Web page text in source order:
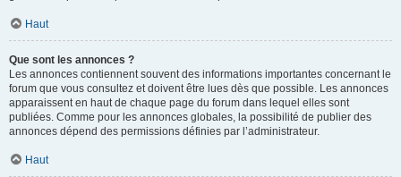
Haut
Que sont les annonces ?
Les annonces contiennent souvent des informations importantes concernant le
forum que vous consultez et doivent être lues dès que possible. Les annonces
apparaissent en haut de chaque page du forum dans lequel elles sont
publiées. Comme pour les annonces globales, la possibilité de publier des
annonces dépend des permissions définies par l’administrateur.
Haut